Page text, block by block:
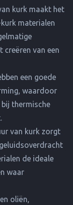
kurk maakt het
materialen
creëren van een
een goede
waardoor
thermische
van kurk zorgt
de ideale
waar
oliën,